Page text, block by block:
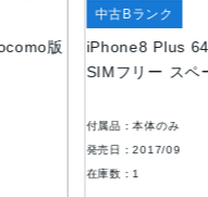
Retina HDディスプ
（対角）ワイドスクリ
920 x 1,080 ピクセル
デュアル
版
iPhone8 Plus
SIMフリー スペ
中古Bランク
付属品：本体のみ
発売日：2017/09
在庫数：1